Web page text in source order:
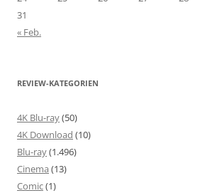
31
« Feb.
REVIEW-KATEGORIEN
4K Blu-ray(50)
4K Download (10)
Blu-ray(1.496)
Cinema (13)
Comic(1)